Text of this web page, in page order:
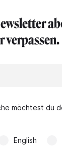
verpassen.
möchtest du
English